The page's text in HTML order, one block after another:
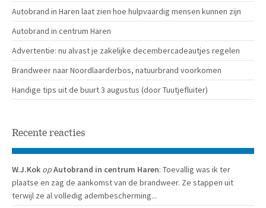
Autobrand in Haren laat zien hoe hulpvaardig mensen kunnen zijn
Autobrand in centrum Haren
Advertentie: nu alvast je zakelijke decembercadeautjes regelen
Brandweer naar Noordlaarderbos, natuurbrand voorkomen
Handige tips uit de buurt 3 augustus (door Tuutjefluiter)
Recente reacties
W.J.Kok opAutobrand in centrum Haren: Toevallig was ik ter
plaatse en zag de aankomst van de brandweer. Ze stappen uit
terwijl ze al volledig adembescherming...